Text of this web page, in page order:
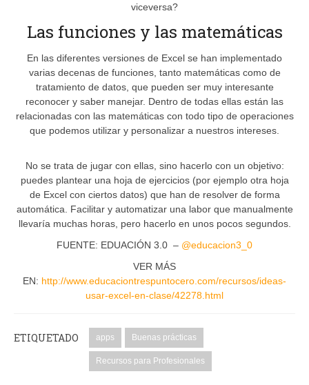
viceversa?
Las funciones y las matemáticas
En las diferentes versiones de Excel se han implementado
varias decenas de funciones, tanto matemáticas como de
tratamiento de datos, que pueden ser muy interesante
reconocer y saber manejar. Dentro de todas ellas están las
relacionadas con las matemáticas con todo tipo de operaciones
que podemos utilizar y personalizar a nuestros intereses.
No se trata de jugar con ellas, sino hacerlo con un objetivo:
puedes plantear una hoja de ejercicios (por ejemplo otra hoja
de Excel con ciertos datos) que han de resolver de forma
automática. Facilitar y automatizar una labor que manualmente
llevaría muchas horas, pero hacerlo en unos pocos segundos.
FUENTE: EDUACIÓN 3.0 – @educacion3_0
VER MÁS
EN: http://www.educaciontrespuntocero.com/recursos/ideas-
usar-excel-en-clase/42278.html
ETIQUETADO apps Buenas prácticas
Recursos para Profesionales